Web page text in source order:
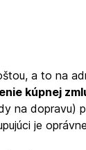
a to na
kúpnej
na dopravu)
je